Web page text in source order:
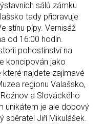
sálů zámku
tady připravuje
stínu pípy. Vernisáž
od 16:00 hodin.
pohostinství na
koncipován jako
najdete zajímavé
regionu Valašsko,
a Slováckého
unikátem je ale dobový
sběratel Jiří Mikulášek.